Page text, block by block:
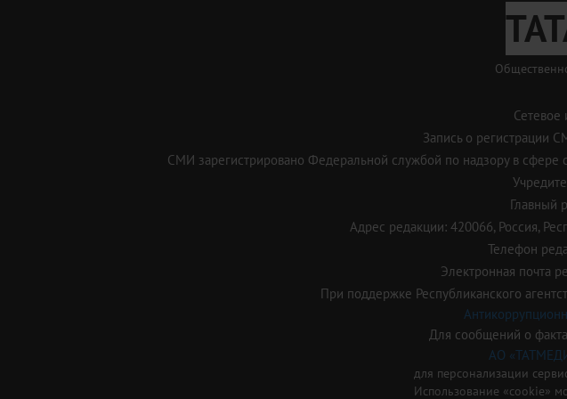
Сетевое
Запись о регистрации
СМИ зарегистрировано Федеральной службой по надзору в
Главный
Адрес редакции: 420066, Россия,
Телефон
Электронная почта
При поддержке Республиканского
Для сообщений о
АО
для персонализации
Использование «cookie»